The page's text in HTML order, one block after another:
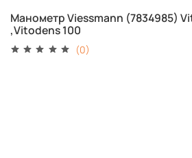
Манометр Viessmann (7834985)
,Vitodens 100
(0)